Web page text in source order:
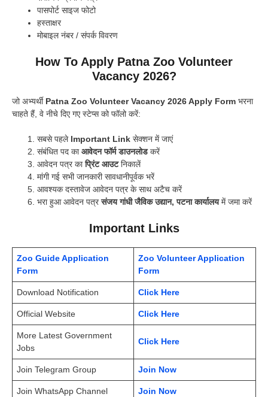
पासपोर्ट साइज फोटो
हस्ताक्षर
मोबाइल नंबर / संपर्क विवरण
How To Apply Patna Zoo Volunteer
Vacancy 2026?
जो अभ्यर्थी Patna Zoo Volunteer Vacancy 2026 Apply Form भरना
चाहते हैं, वे नीचे दिए गए स्टेप्स को फॉलो करें:
सबसे पहले Important Link सेक्शन में जाएं
संबंधित पद काआवेदन फॉर्म डाउनलोडकरें
आवेदन पत्र काप्रिंट आउटनिकालें
मांगी गई सभी जानकारी सावधानीपूर्वक भरें
आवश्यक दस्तावेज आवेदन पत्र के साथ अटैच करें
भरा हुआ आवेदन पत्रसंजय गांधी जैविक उद्यान, पटना कार्यालयमें जमा करें
Important Links
Zoo Guide Application
Form
Zoo Volunteer Application
Form
Download Notification Click Here
Official Website Click Here
More Latest Government
Jobs
Click Here
Join Telegram Group Join Now
Join WhatsApp Channel Join Now